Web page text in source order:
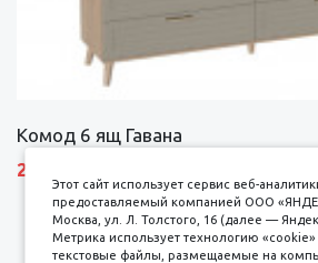
Комод 6 ящ Гавана
27690 р.
Этот сайт использует сервис веб-
предоставляемый компанией ООО
Москва, ул. Л. Толстого, 16 (далее —
Метрика использует технологию
текстовые файлы, размещаемые на